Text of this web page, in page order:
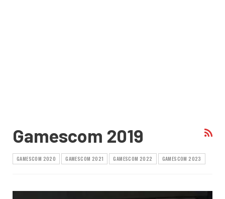
Gamescom 2019
GAMESCOM 2020 GAMESCOM 2021 GAMESCOM 2022 GAMESCOM 2023